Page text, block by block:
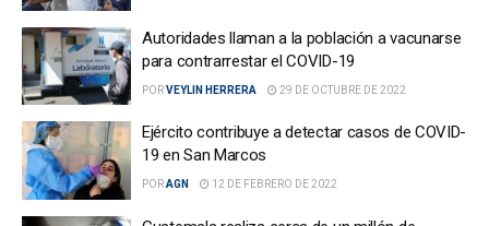
Autoridades llaman a la población a vacunarse
para contrarrestar el COVID-19
PORVEYLIN HERRERA 29 DE OCTUBRE DE 2022
Ejército contribuye a detectar casos de COVID-
19 en San Marcos
PORAGN 12 DE FEBRERO DE 2022